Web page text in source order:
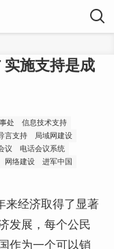
实施支持是成
处
信息技术支持
言支持
局域网建设
议
电话会议系统
网络建设
进军中国
来经济取得了显著
发展，每个公民
作为一个可以销